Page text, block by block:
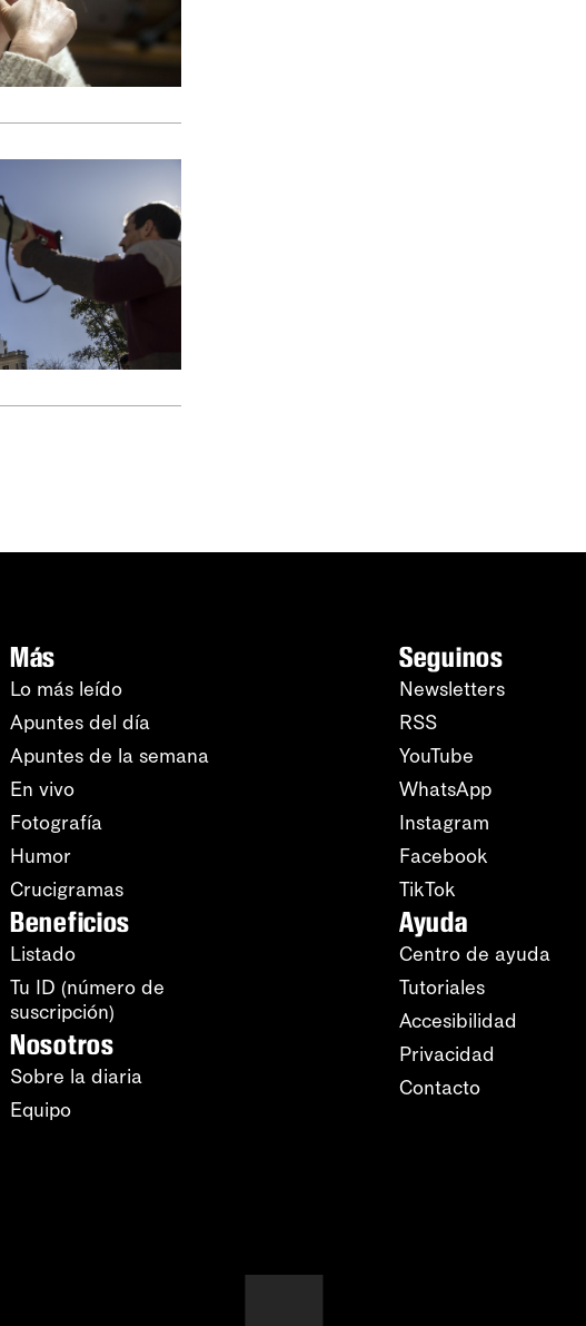
Más
Lo más leído
Apuntes del día
Apuntes de la semana
En vivo
Fotografía
Humor
Crucigramas
Beneficios
Listado
Tu ID (número de
suscripción)
Nosotros
Sobre la diaria
Equipo
Seguinos
Newsletters
RSS
YouTube
WhatsApp
Instagram
Facebook
TikTok
Ayuda
Centro de ayuda
Tutoriales
Accesibilidad
Privacidad
Contacto